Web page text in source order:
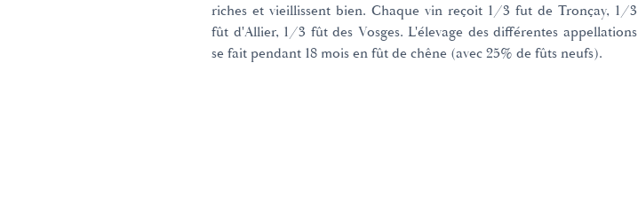
riches et vieillissent bien. Chaque vin reçoit 1/3 fut de Tronçay, 1/3
fût d'Allier, 1/3 fût des Vosges. L'élevage des différentes appellations
se fait pendant 18 mois en fût de chêne (avec 25% de fûts neufs).